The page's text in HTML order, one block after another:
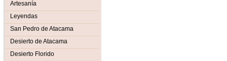
Artesanía
Leyendas
San Pedro de Atacama
Desierto de Atacama
Desierto Florido